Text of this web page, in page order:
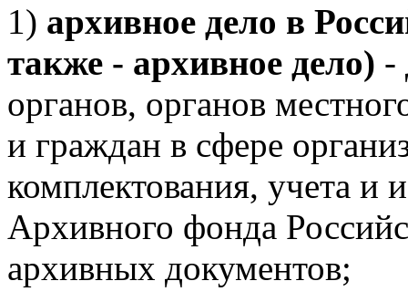
1) архивное дело в
также - архивное дело) -
органов, органов
и граждан в сфере
комплектования, учета и
Архивного фонда
архивных документов;